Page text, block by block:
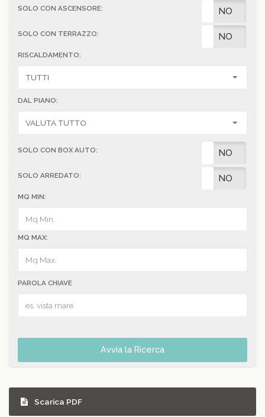
SOLO CON ASCENSORE: NO
SOLO CON TERRAZZO: NO
RISCALDAMENTO:
DAL PIANO:
SOLO CON BOX AUTO: NO
SOLO ARREDATO: NO
MQ MIN:
MQ MAX:
PAROLA CHIAVE
Avvia la Ricerca
Scarica PDF